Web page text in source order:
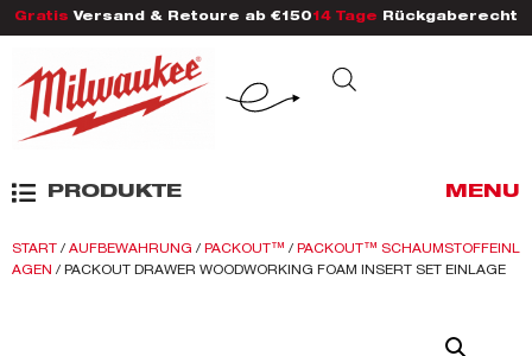
Gratis Versand & Retoure ab €150 14 Tage Rückgaberecht
PRODUKTE MENU
START / AUFBEWAHRUNG / PACKOUT™ / PACKOUT™ SCHAUMSTOFFEINL
AGEN / PACKOUT DRAWER WOODWORKING FOAM INSERT SET EINLAGE